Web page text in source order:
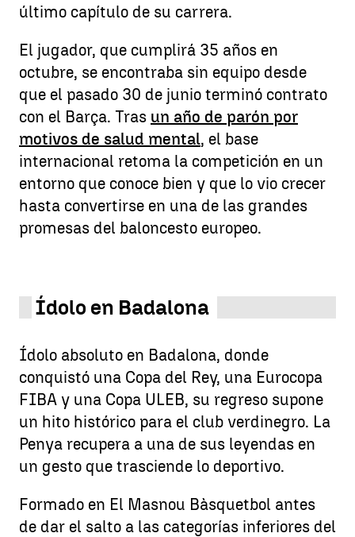
último capítulo de su carrera.
El jugador, que cumplirá 35 años en
octubre, se encontraba sin equipo desde
que el pasado 30 de junio terminó contrato
con el Barça. Tras un año de parón por
motivos de salud mental, el base
internacional retoma la competición en un
entorno que conoce bien y que lo vio crecer
hasta convertirse en una de las grandes
promesas del baloncesto europeo.
Ídolo en Badalona
Ídolo absoluto en Badalona, donde
conquistó una Copa del Rey, una Eurocopa
FIBA y una Copa ULEB, su regreso supone
un hito histórico para el club verdinegro. La
Penya recupera a una de sus leyendas en
un gesto que trasciende lo deportivo.
Formado en El Masnou Bàsquetbol antes
de dar el salto a las categorías inferiores del